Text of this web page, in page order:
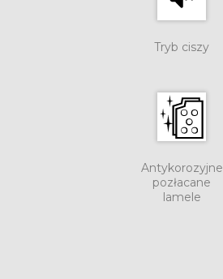
Tryb ciszy
Antykorozyjne
pozłacane
lamele